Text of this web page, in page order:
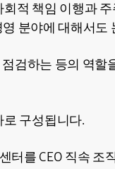
적 책임 이행과
분야에 대해서도
검하는 등의 역할
구성됩니다.
터를 CEO 직속 조